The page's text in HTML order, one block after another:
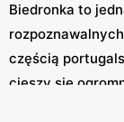
Biedronka to
częścią
cieszy się
konsumentów,